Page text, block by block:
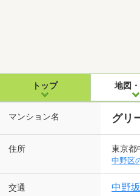
トップ 地図
マンション名 グリ
住所 東京都
中野区
交通 中野